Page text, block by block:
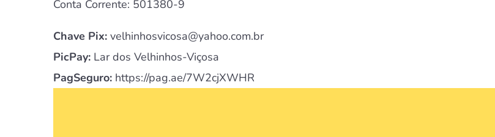
Conta Corrente: 501380-9
Chave Pix: velhinhosvicosa@yahoo.com.br
PicPay: Lar dos Velhinhos-Viçosa
PagSeguro: https://pag.ae/7W2cjXWHR